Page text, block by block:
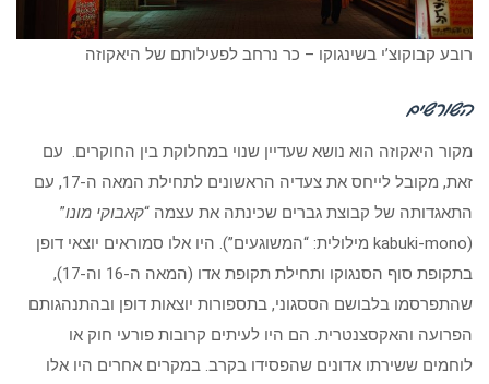
רובע קבוקוצ’י בשינגוקו – כר נרחב לפעילותם של היאקוזה
השורשים
מקור היאקוזה הוא נושא שעדיין שנוי במחלוקת בין החוקרים. עם
זאת, מקובל לייחס את צעדיה הראשונים לתחילת המאה ה-17, עם
התאגדותה של קבוצת גברים שכינתה את עצמה “קאבוקי מונו”
(kabuki-mono מילולית: “המשוגעים”). היו אלו סמוראים יוצאי דופן
בתקופת סוף הסנגוקו ותחילת תקופת אדו (המאה ה-16 וה-17),
שהתפרסמו בלבושם הססגוני, בתספורות יוצאות דופן ובהתנהגותם
הפרועה והאקסצנטרית. הם היו לעיתים קרובות פורעי חוק או
לוחמים ששירתו אדונים שהפסידו בקרב. במקרים אחרים היו אלו